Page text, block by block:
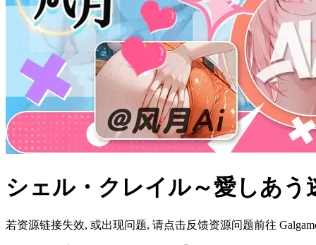
シェル・クレイル～愛しあう
若资源链接失效, 或出现问题, 请点击反馈资源问题前往